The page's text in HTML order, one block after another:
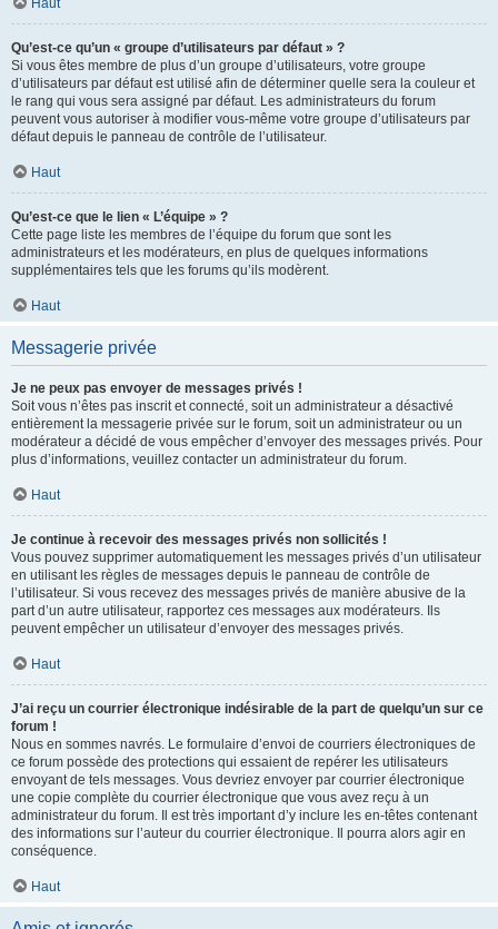
Haut
Qu’est-ce qu’un « groupe d’utilisateurs par défaut » ?
Si vous êtes membre de plus d’un groupe d’utilisateurs, votre groupe
d’utilisateurs par défaut est utilisé afin de déterminer quelle sera la couleur et
le rang qui vous sera assigné par défaut. Les administrateurs du forum
peuvent vous autoriser à modifier vous-même votre groupe d’utilisateurs par
défaut depuis le panneau de contrôle de l’utilisateur.
Haut
Qu’est-ce que le lien « L’équipe » ?
Cette page liste les membres de l’équipe du forum que sont les
administrateurs et les modérateurs, en plus de quelques informations
supplémentaires tels que les forums qu’ils modèrent.
Haut
Messagerie privée
Je ne peux pas envoyer de messages privés !
Soit vous n’êtes pas inscrit et connecté, soit un administrateur a désactivé
entièrement la messagerie privée sur le forum, soit un administrateur ou un
modérateur a décidé de vous empêcher d’envoyer des messages privés. Pour
plus d’informations, veuillez contacter un administrateur du forum.
Haut
Je continue à recevoir des messages privés non sollicités !
Vous pouvez supprimer automatiquement les messages privés d’un utilisateur
en utilisant les règles de messages depuis le panneau de contrôle de
l’utilisateur. Si vous recevez des messages privés de manière abusive de la
part d’un autre utilisateur, rapportez ces messages aux modérateurs. Ils
peuvent empêcher un utilisateur d’envoyer des messages privés.
Haut
J’ai reçu un courrier électronique indésirable de la part de quelqu’un sur ce
forum !
Nous en sommes navrés. Le formulaire d’envoi de courriers électroniques de
ce forum possède des protections qui essaient de repérer les utilisateurs
envoyant de tels messages. Vous devriez envoyer par courrier électronique
une copie complète du courrier électronique que vous avez reçu à un
administrateur du forum. Il est très important d’y inclure les en-têtes contenant
des informations sur l’auteur du courrier électronique. Il pourra alors agir en
conséquence.
Haut